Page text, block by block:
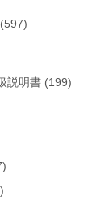
(597)
説明書 (199)